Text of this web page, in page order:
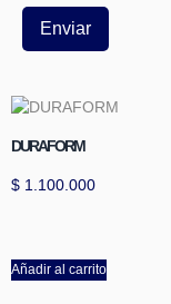
DURAFORM
$ 1.100.000
Añadir al carrito